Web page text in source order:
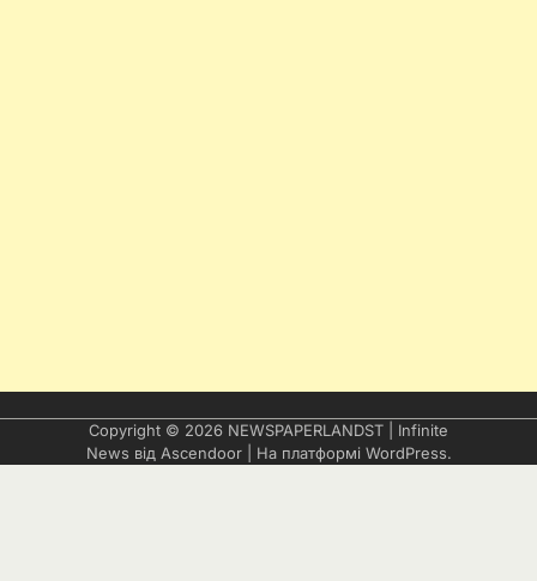
Copyright © 2026 NEWSPAPERLANDST | Infinite
News від Ascendoor| На платформі WordPress.